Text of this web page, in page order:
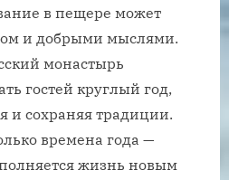
в пещере может
и добрыми мыслями.
монастырь
гостей круглый год,
и сохраняя традиции.
времена года —
жизнь новым